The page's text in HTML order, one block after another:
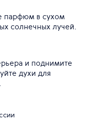
парфюм в сухом
солнечных лучей.
и поднимите
духи для